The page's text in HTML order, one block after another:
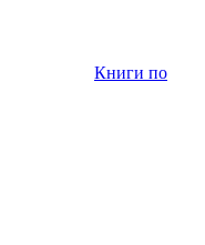
Книги по